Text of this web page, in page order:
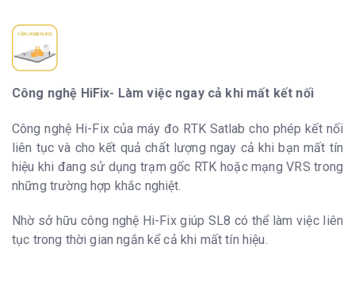
Công nghệ HiFix- Làm việc ngay cả khi mất kết nối
Công nghệ Hi-Fix của máy đo RTK Satlab cho phép kết nối
liên tục và cho kết quả chất lượng ngay cả khi bạn mất tín
hiệu khi đang sử dụng trạm gốc RTK hoặc mạng VRS trong
những trường hợp khắc nghiệt.
Nhờ sở hữu công nghệ Hi-Fix giúp SL8 có thể làm việc liên
tục trong thời gian ngắn kể cả khi mất tín hiệu.